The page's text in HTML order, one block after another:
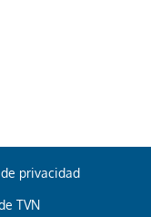
privacidad
TVN